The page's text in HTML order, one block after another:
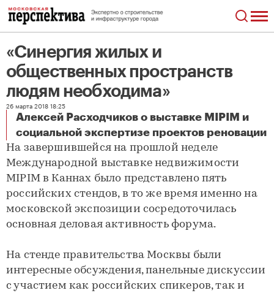
«Синергия жилых и
общественных пространств
людям необходима»
26 марта 2018 18:25
Алексей Расходчиков о выставке MIPIM и
социальной экспертизе проектов реновации
«Синергия жилых и общественных пространств людям необходима»
На завершившейся на прошлой неделе
Международной выставке недвижимости
MIPIM в Каннах было представлено пять
российских стендов, в то же время именно на
московской экспозиции сосредоточилась
основная деловая активность форума.
На стенде правительства Москвы были
интересные обсуждения, панельные дискуссии
с участием как российских спикеров, так и